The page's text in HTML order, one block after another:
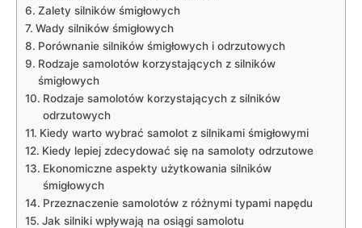
Zalety silników śmigłowych
Wady silników⁣ śmigłowych
Porównanie silników śmigłowych i odrzutowych
Rodzaje ​samolotów⁢ korzystających‌ z silników
śmigłowych
Rodzaje⁢ samolotów korzystających z silników​
odrzutowych
Kiedy warto​ wybrać samolot​ z silnikami śmigłowymi
Kiedy​ lepiej ‌zdecydować się na ⁢samoloty ⁢odrzutowe
Ekonomiczne aspekty‍ użytkowania silników
śmigłowych
Przeznaczenie ‌samolotów⁢ z różnymi typami​ napędu
Jak ‌silniki ⁢wpływają⁢ na osiągi samolotu